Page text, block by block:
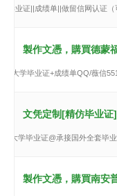
毕业证||成绩单||做留信网认证
製作文憑，購買德蒙
特大学毕业证+成绩单QQ/薇信
文凭定制[精仿毕业
大学毕业证@承接国外全套毕
製作文憑，購買南安